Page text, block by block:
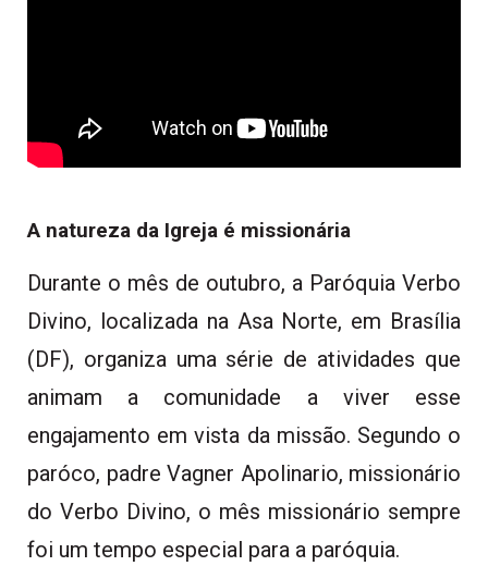
A natureza da Igreja é missionária
Durante o mês de outubro, a Paróquia Verbo
Divino, localizada na Asa Norte, em Brasília
(DF), organiza uma série de atividades que
animam a comunidade a viver esse
engajamento em vista da missão. Segundo o
paróco, padre Vagner Apolinario, missionário
do Verbo Divino, o mês missionário sempre
foi um tempo especial para a paróquia.